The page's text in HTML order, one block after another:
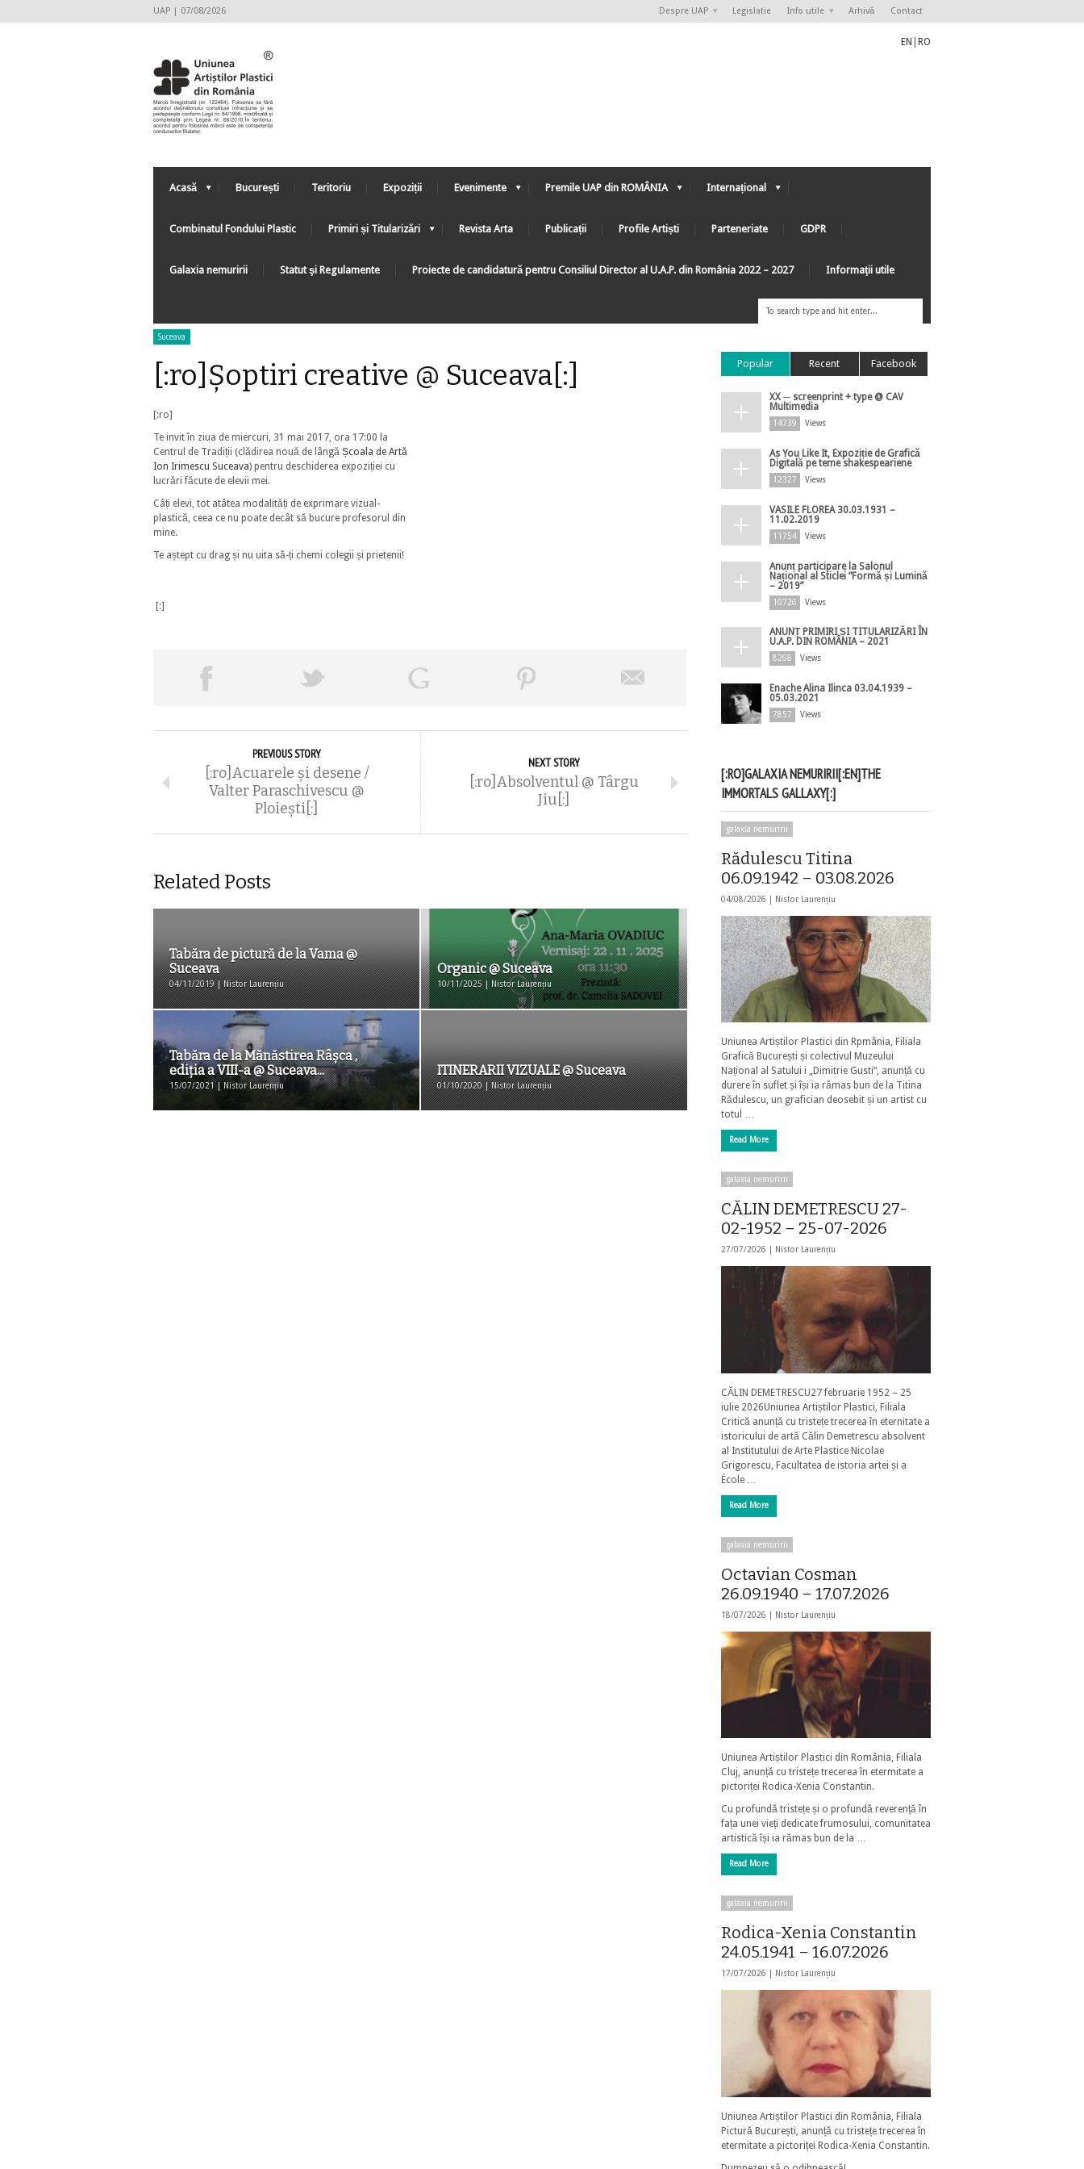
UAP | 07/08/2026 Despre UAP Legislatie Info utile Arhivă Contact
EN RO
Acasă București Teritoriu Expoziții Evenimente Premile UAP din ROMÂNIA Internațional
Combinatul Fondului Plastic Primiri și Titularizări Revista Arta Publicații Profile Artiști Parteneriate GDPR
Galaxia nemuririi Statut şi Regulamente Proiecte de candidatură pentru Consiliul Director al U.A.P. din România 2022 – 2027 Informaţii utile
Suceava
[:ro]Șoptiri creative @ Suceava[:]
[:ro]
Te invit în ziua de miercuri, 31 mai 2017, ora 17:00 la
Centrul de Tradiții (clădirea nouă de lângă Școala de Artă
Ion Irimescu Suceava) pentru deschiderea expoziției cu
lucrări făcute de elevii mei.
Câți elevi, tot atâtea modalități de exprimare vizual-
plastică, ceea ce nu poate decât să bucure profesorul din
mine.
Te aștept cu drag și nu uita să-ți chemi colegii și prietenii!
[:]
PREVIOUS STORY
[:ro]Acuarele și desene /
Valter Paraschivescu @
Ploiești[:]
NEXT STORY
[:ro]Absolventul @ Târgu
Jiu[:]
Related Posts
Tabăra de pictură de la Vama @
Suceava
04/11/2019 | Nistor Laurențiu
Organic @ Suceava
10/11/2025 | Nistor Laurențiu
Tabăra de la Mănăstirea Râşca ,
ediţia a VIII-a @ Suceava...
15/07/2021 | Nistor Laurențiu
ITINERARII VIZUALE @ Suceava
01/10/2020 | Nistor Laurențiu
Popular Recent Facebook
XX ─ screenprint + type @ CAV
Multimedia
14739 Views
As You Like It, Expoziție de Grafică
Digitală pe teme shakespeariene
12327 Views
VASILE FLOREA 30.03.1931 –
11.02.2019
11754 Views
Anunț participare la Salonul
Național al Sticlei ”Formă și Lumină
– 2019”
10726 Views
ANUNȚ PRIMIRI ȘI TITULARIZĂRI ÎN
U.A.P. DIN ROMÂNIA – 2021
8268 Views
Enache Alina Ilinca 03.04.1939 –
05.03.2021
7857 Views
[:RO]GALAXIA NEMURIRII[:EN]THE
IMMORTALS GALLAXY[:]
galaxia nemuririi
Rădulescu Titina
06.09.1942 – 03.08.2026
04/08/2026 | Nistor Laurențiu
Uniunea Artiștilor Plastici din Rpmânia, Filiala
Grafică București și colectivul Muzeului
Național al Satului i „Dimitrie Gusti”, anunță cu
durere în suflet și își ia rămas bun de la Titina
Rădulescu, un grafician deosebit și un artist cu
totul …
Read More
galaxia nemuririi
CĂLIN DEMETRESCU 27-
02-1952 – 25-07-2026
27/07/2026 | Nistor Laurențiu
CĂLIN DEMETRESCU27 februarie 1952 – 25
iulie 2026Uniunea Artiștilor Plastici, Filiala
Critică anunță cu tristețe trecerea în eternitate a
istoricului de artă Călin Demetrescu absolvent
al Institutului de Arte Plastice Nicolae
Grigorescu, Facultatea de istoria artei și a
École …
Read More
galaxia nemuririi
Octavian Cosman
26.09.1940 – 17.07.2026
18/07/2026 | Nistor Laurențiu
Uniunea Artiștilor Plastici din România, Filiala
Cluj, anunță cu tristețe trecerea în etermitate a
pictoriței Rodica-Xenia Constantin.
Cu profundă tristețe și o profundă reverență în
fața unei vieți dedicate frumosului, comunitatea
artistică își ia rămas bun de la …
Read More
galaxia nemuririi
Rodica-Xenia Constantin
24.05.1941 – 16.07.2026
17/07/2026 | Nistor Laurențiu
Uniunea Artiștilor Plastici din România, Filiala
Pictură București, anunță cu tristețe trecerea în
etermitate a pictoriței Rodica-Xenia Constantin.